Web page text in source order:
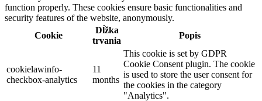
function properly. These cookies ensure basic functionalities and
security features of the website, anonymously.
Cookie
Dĺžka
trvania
Popis
cookielawinfo-
checkbox-analytics
11
months
This cookie is set by GDPR
Cookie Consent plugin. The cookie
is used to store the user consent for
the cookies in the category
"Analytics".